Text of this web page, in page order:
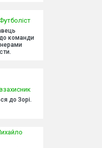
команди
до Зорі.